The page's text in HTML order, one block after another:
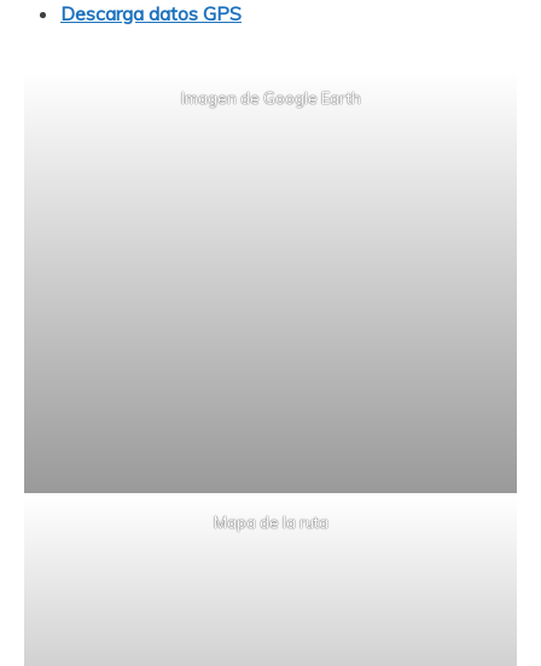
Descarga datos GPS
Imagen de Google Earth
Mapa de la ruta